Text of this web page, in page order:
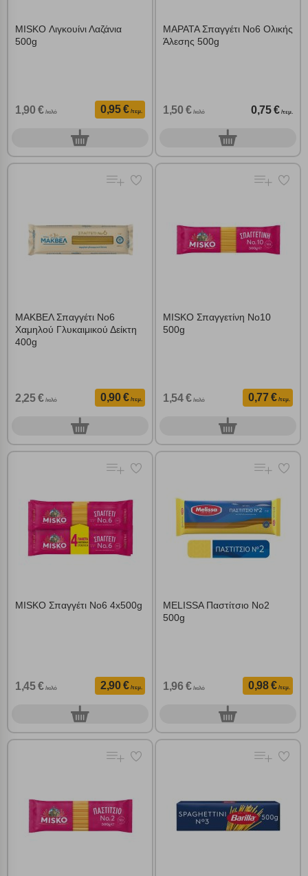
MISKO Λιγκουίνι Λαζάνια
500g
1,90 € /κιλό 0,95 € /τεμ.
0τεμ.
ΜΑΡΑΤΑ Σπαγγέτι Νο6 Ολικής
Άλεσης 500g
1,50 € /κιλό 0,75 € /τεμ.
0τεμ.
ΜΑΚΒΕΛ Σπαγγέτι Νο6
Χαμηλού Γλυκαιμικού Δείκτη
400g
2,25 € /κιλό 0,90 € /τεμ.
0τεμ.
MISKO Σπαγγετίνη Νο10
500g
1,54 € /κιλό 0,77 € /τεμ.
0τεμ.
MISKO Σπαγγέτι Νο6 4x500g
1,45 € /κιλό 2,90 € /τεμ.
0τεμ.
MELISSA Παστίτσιο Νο2
500g
1,96 € /κιλό 0,98 € /τεμ.
0τεμ.